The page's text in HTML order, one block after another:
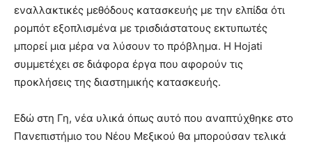
εναλλακτικές μεθόδους κατασκευής με την ελπίδα ότι
ρομπότ εξοπλισμένα με τρισδιάστατους εκτυπωτές
μπορεί μια μέρα να λύσουν το πρόβλημα. Η Hojati
συμμετέχει σε διάφορα έργα που αφορούν τις
προκλήσεις της διαστημικής κατασκευής.
Εδώ στη Γη, νέα υλικά όπως αυτό που αναπτύχθηκε στο
Πανεπιστήμιο του Νέου Μεξικού θα μπορούσαν τελικά